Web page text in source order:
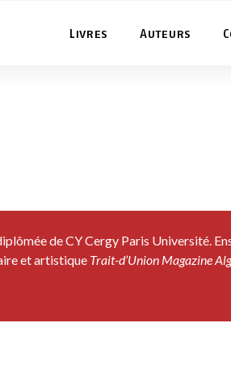
Livres Auteurs
de CY Cergy Paris Université.
et artistique Trait-d’Union Magazine